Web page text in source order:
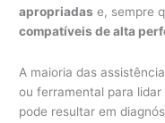
apropriadas e, sempre
compatíveis de alta
A maioria das
ou ferramental para
pode resultar em